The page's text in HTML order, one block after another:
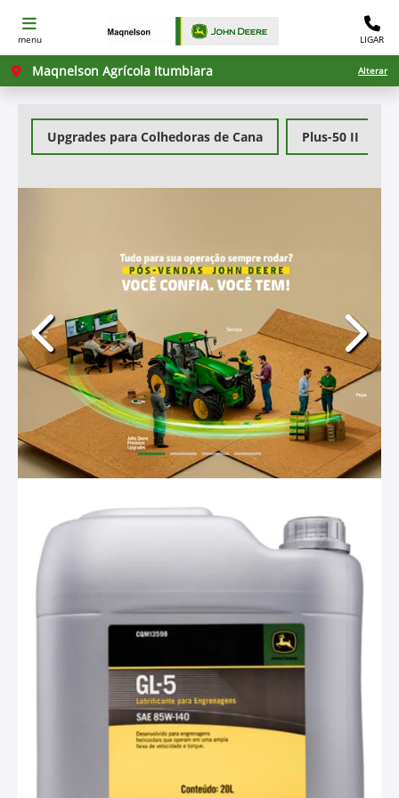
menu LIGAR
Maqnelson Agrícola Itumbiara Alterar
Upgrades para Colhedoras de Cana Plus-50 II